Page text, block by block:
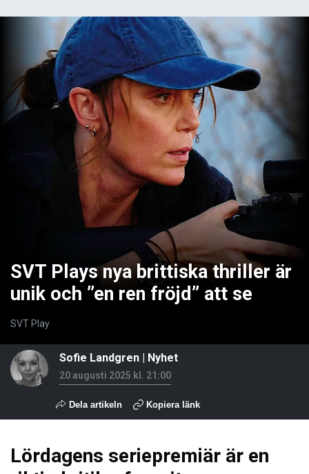
SVT Plays nya brittiska thriller är
unik och ”en ren fröjd” att se
SVT Play
Sofie Landgren Nyhet
20 augusti 2025 kl. 21:00
Dela artikeln Kopiera länk
Lördagens seriepremiär är en